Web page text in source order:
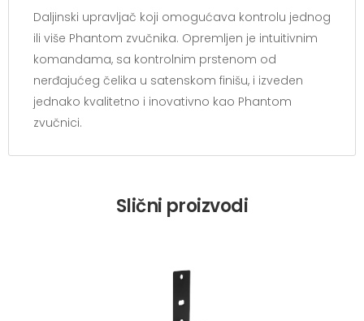
Daljinski upravljač koji omogućava kontrolu jednog
ili više Phantom zvučnika. Opremljen je intuitivnim
komandama, sa kontrolnim prstenom od
nerđajućeg čelika u satenskom finišu, i izveden
jednako kvalitetno i inovativno kao Phantom
zvučnici.
Slični proizvodi